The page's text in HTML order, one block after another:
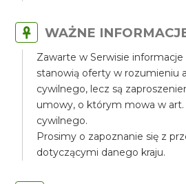
WAŻNE
Zawarte w Serwisie
stanowią oferty w rozumieniu
cywilnego, lecz są
umowy, o którym mowa w art.
cywilnego.
Prosimy o zapoznanie się z
dotyczącymi danego kraju.